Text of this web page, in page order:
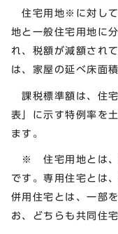
住宅用地※に対して
地と一般住宅用地に
れ、税額が減額され
は、家屋の延べ床面
課税標準額は、住
表」に示す特例率を
ます。
※ 住宅用地とは、
です。専用住宅とは
併用住宅とは、一部
お、どちらも共同住